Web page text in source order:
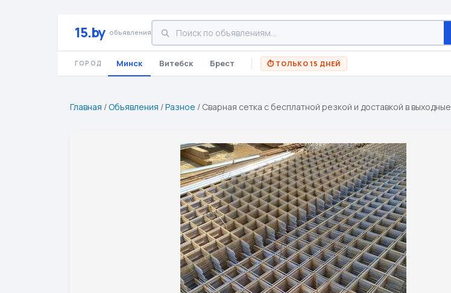
15.by объявления
ГОРОД Минск Витебск Брест ⏱ ТОЛЬКО 15 ДНЕЙ
Главная /Объявления /Разное / Сварная сетка с бесплатной резкой и доставкой в выходные